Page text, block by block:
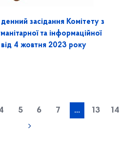
засідання Комітету з
та інформаційної
від 4 жовтня 2023 року
5 6 7 ... 13 14